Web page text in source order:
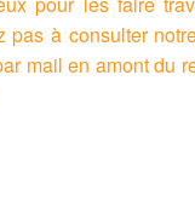
pas à consulter
mail en amont du